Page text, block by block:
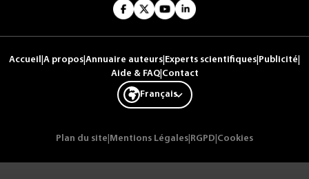
Accueil A propos Annuaire auteurs Experts scientifiques Publicité
Aide & FAQ| Contact
Français
Plan du site Mentions Légales RGPD Cookies